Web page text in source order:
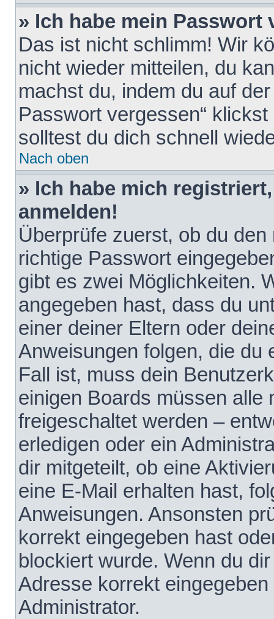
» Ich habe mein Passwort
Das ist nicht schlimm! Wir
nicht wieder mitteilen, du
machst du, indem du auf
Passwort vergessen“
solltest du dich schnell
Nach oben
» Ich habe mich
anmelden!
Überprüfe zuerst, ob du
richtige Passwort
gibt es zwei Möglichkeiten.
angegeben hast, dass du
einer deiner Eltern oder
Anweisungen folgen, die du
Fall ist, muss dein
einigen Boards müssen alle
freigeschaltet werden –
erledigen oder ein
dir mitgeteilt, ob eine
eine E-Mail erhalten hast,
Anweisungen. Ansonsten
korrekt eingegeben hast
blockiert wurde. Wenn du
Adresse korrekt
Administrator.